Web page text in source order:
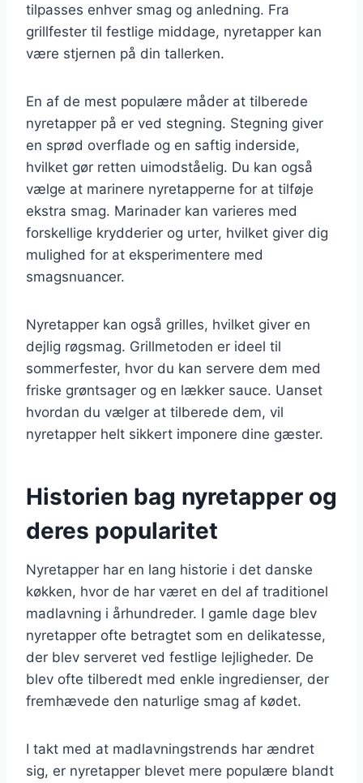
tilpasses enhver smag og anledning. Fra
grillfester til festlige middage, nyretapper kan
være stjernen på din tallerken.
En af de mest populære måder at tilberede
nyretapper på er ved stegning. Stegning giver
en sprød overflade og en saftig inderside,
hvilket gør retten uimodståelig. Du kan også
vælge at marinere nyretapperne for at tilføje
ekstra smag. Marinader kan varieres med
forskellige krydderier og urter, hvilket giver dig
mulighed for at eksperimentere med
smagsnuancer.
Nyretapper kan også grilles, hvilket giver en
dejlig røgsmag. Grillmetoden er ideel til
sommerfester, hvor du kan servere dem med
friske grøntsager og en lækker sauce. Uanset
hvordan du vælger at tilberede dem, vil
nyretapper helt sikkert imponere dine gæster.
Historien bag nyretapper og
deres popularitet
Nyretapper har en lang historie i det danske
køkken, hvor de har været en del af traditionel
madlavning i århundreder. I gamle dage blev
nyretapper ofte betragtet som en delikatesse,
der blev serveret ved festlige lejligheder. De
blev ofte tilberedt med enkle ingredienser, der
fremhævede den naturlige smag af kødet.
I takt med at madlavningstrends har ændret
sig, er nyretapper blevet mere populære blandt